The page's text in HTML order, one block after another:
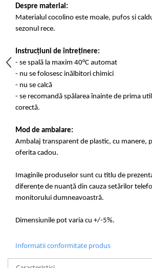
Despre material:
Materialul cocolino este moale, pufos si
sezonul rece.
Instrucțiuni de întreținere:
- se spală la maxim 40°C automat
- nu se folosesc inălbitori chimici
- nu se calcă
- se recomandă spălarea înainte de prima
corectă.
Mod de ambalare:
Ambalaj transparent de plastic, cu manere,
oferita cadou.
Imaginile produselor sunt cu titlu de
diferențe de nuanță din cauza setărilor
monitorului dumneavoastră.
Dimensiunile pot varia cu +/-5%.
Informatii conformitate produs